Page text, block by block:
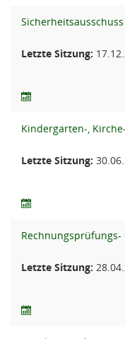
Sicherheitsausschuss
Letzte Sitzung:
Kindergarten-,
Letzte Sitzung:
Rechnungsprüfungs-
Letzte Sitzung: